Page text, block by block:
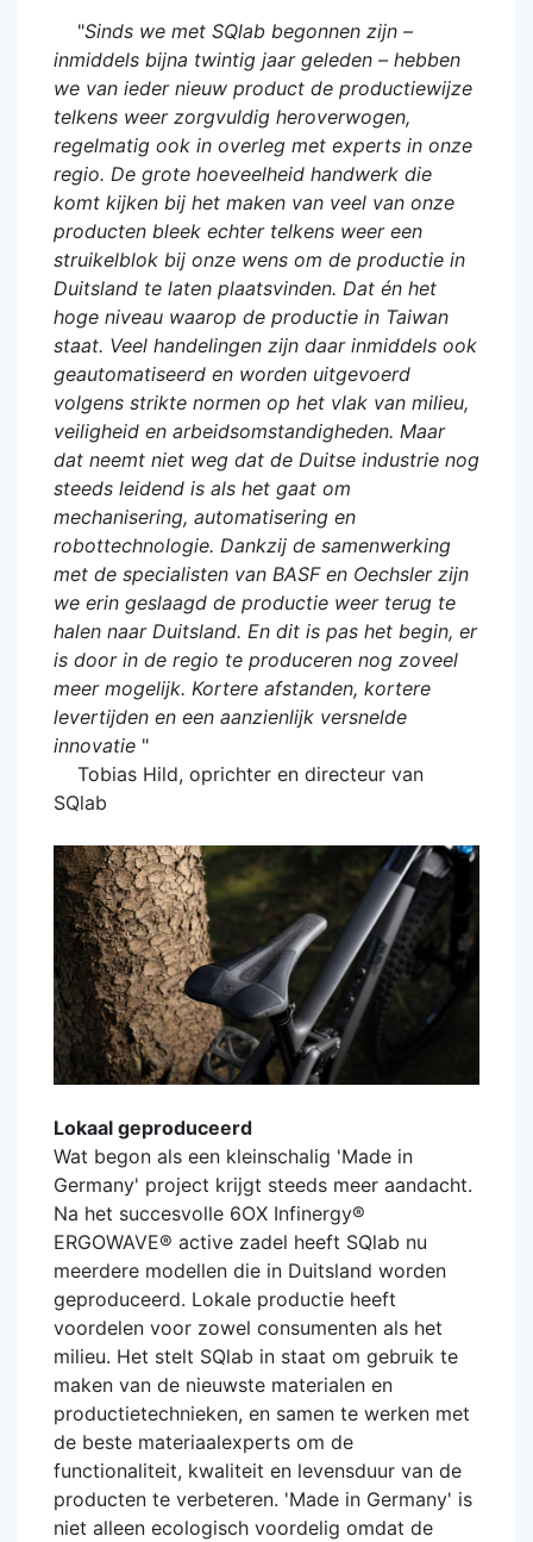
"Sinds we met SQlab begonnen zijn –
inmiddels bijna twintig jaar geleden – hebben
we van ieder nieuw product de productiewijze
telkens weer zorgvuldig heroverwogen,
regelmatig ook in overleg met experts in onze
regio. De grote hoeveelheid handwerk die
komt kijken bij het maken van veel van onze
producten bleek echter telkens weer een
struikelblok bij onze wens om de productie in
Duitsland te laten plaatsvinden. Dat én het
hoge niveau waarop de productie in Taiwan
staat. Veel handelingen zijn daar inmiddels ook
geautomatiseerd en worden uitgevoerd
volgens strikte normen op het vlak van milieu,
veiligheid en arbeidsomstandigheden. Maar
dat neemt niet weg dat de Duitse industrie nog
steeds leidend is als het gaat om
mechanisering, automatisering en
robottechnologie. Dankzij de samenwerking
met de specialisten van BASF en Oechsler zijn
we erin geslaagd de productie weer terug te
halen naar Duitsland. En dit is pas het begin, er
is door in de regio te produceren nog zoveel
meer mogelijk. Kortere afstanden, kortere
levertijden en een aanzienlijk versnelde
innovatie "
Tobias Hild, oprichter en directeur van
SQlab
Lokaal geproduceerd
Wat begon als een kleinschalig 'Made in
Germany' project krijgt steeds meer aandacht.
Na het succesvolle 6OX Infinergy®
ERGOWAVE® active zadel heeft SQlab nu
meerdere modellen die in Duitsland worden
geproduceerd. Lokale productie heeft
voordelen voor zowel consumenten als het
milieu. Het stelt SQlab in staat om gebruik te
maken van de nieuwste materialen en
productietechnieken, en samen te werken met
de beste materiaalexperts om de
functionaliteit, kwaliteit en levensduur van de
producten te verbeteren. 'Made in Germany' is
niet alleen ecologisch voordelig omdat de